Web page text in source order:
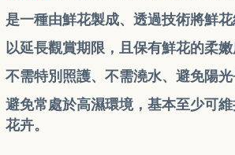
是一種由鮮花製成、透過技術將鮮
以延長觀賞期限，且保有鮮花的柔嫩
不需特別照護、不需澆水、避免陽光
避免常處於高濕環境，基本至少可
花卉。